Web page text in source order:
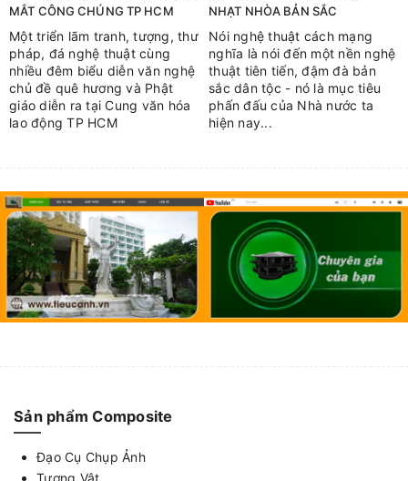
MẮT CÔNG CHÚNG TP HCM
Một triển lãm tranh, tượng, thư
pháp, đá nghệ thuật cùng
nhiều đêm biểu diễn văn nghệ
chủ đề quê hương và Phật
giáo diễn ra tại Cung văn hóa
lao động TP HCM
NHẠT NHÒA BẢN SẮC
Nói nghệ thuật cách mạng
nghĩa là nói đến một nền nghệ
thuật tiên tiến, đậm đà bản
sắc dân tộc - nó là mục tiêu
phấn đấu của Nhà nước ta
hiện nay...
Sản phẩm Composite
Đạo Cụ Chụp Ảnh
Tượng Vật